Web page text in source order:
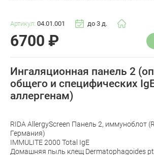
Артикул: 04.01.001 до 3 д.
6700 ₽
Ингаляционная панель 2
общего и специфических
аллергенам)
RIDA AllergyScreen Панель 2, иммуноблот
Германия)
IMMULITE 2000 Total IgE
Домашняя пыль клещ Dermatophagoides